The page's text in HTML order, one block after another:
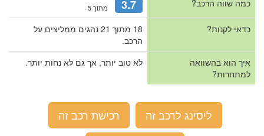
כמה שווה הרכב? 3.7 מתוך 5
כדאי לקנות?
18 מתוך 21 נהגים ממליצים על
הרכב.
איך הוא בהשוואה
למתחרות?
לא טוב יותר, אך גם לא נחות יותר.
ליסינג לרכב זה
רכישת רכב זה